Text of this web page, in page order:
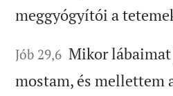
meggyógyítói a
Jób 29,6 Mikor
mostam, és mellettem